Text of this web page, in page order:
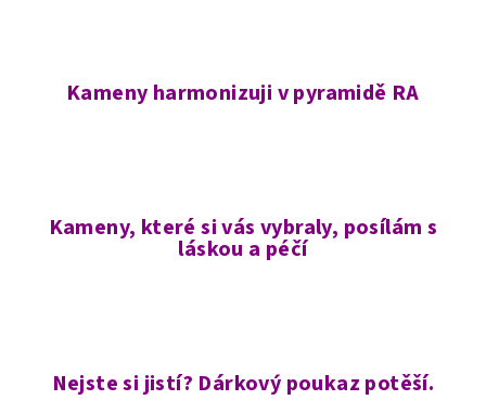
Kameny harmonizuji v pyramidě RA
Kameny, které si vás vybraly, posílám s
láskou a péčí
Nejste si jistí? Dárkový poukaz potěší.